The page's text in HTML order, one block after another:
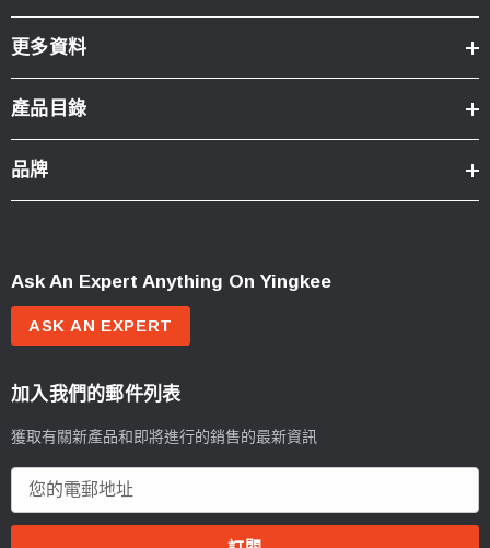
更多資料
產品目錄
品牌
Ask An Expert Anything On Yingkee
ASK AN EXPERT
加入我們的郵件列表
獲取有關新產品和即將進行的銷售的最新資訊
郵